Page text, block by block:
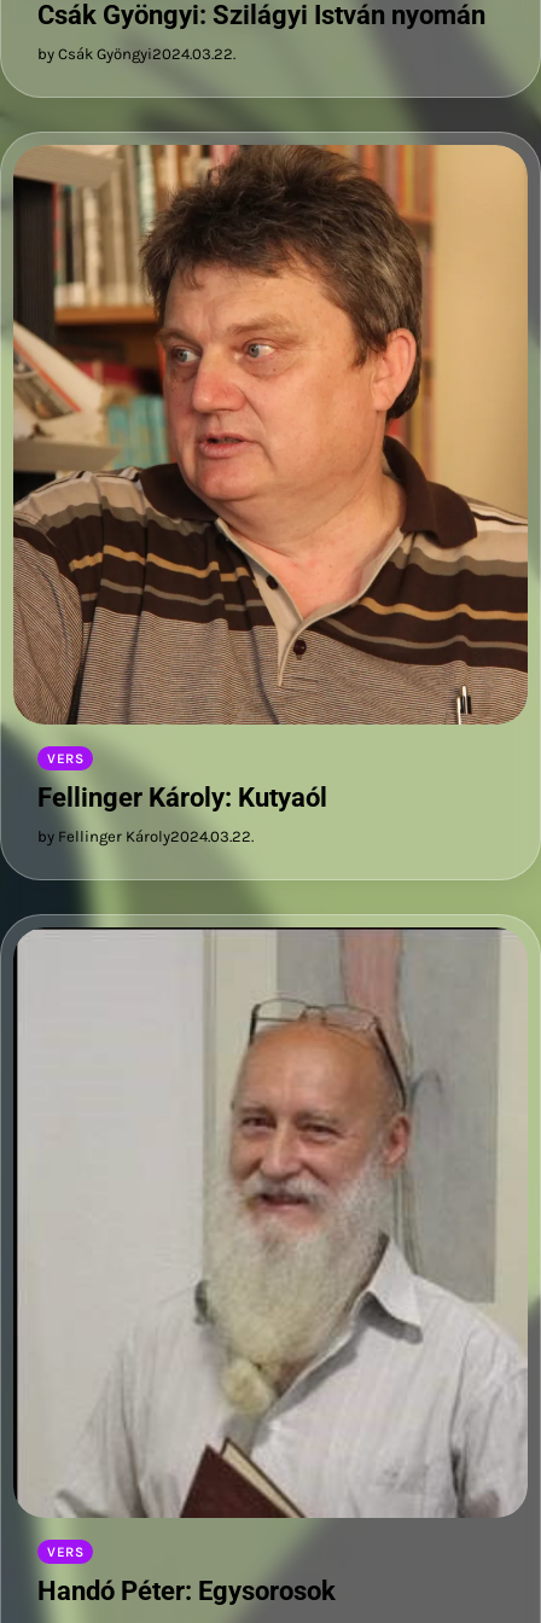
Csák Gyöngyi: Szilágyi István nyomán
by Csák Gyöngyi2024.03.22.
VERS
Fellinger Károly: Kutyaól
by Fellinger Károly2024.03.22.
VERS
Handó Péter: Egysorosok